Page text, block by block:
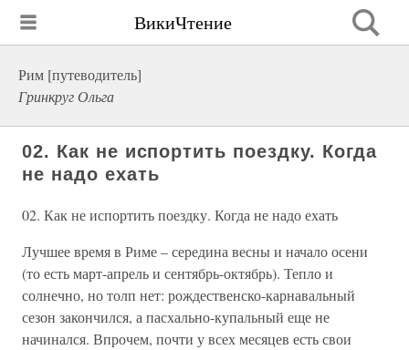
ВикиЧтение
Рим [путеводитель]
Гринкруг Ольга
02. Как не испортить поездку. Когда
не надо ехать
02. Как не испортить поездку. Когда не надо ехать
Лучшее время в Риме – середина весны и начало осени
(то есть март-апрель и сентябрь-октябрь). Тепло и
солнечно, но толп нет: рождественско-карнавальный
сезон закончился, а пасхально-купальный еще не
начинался. Впрочем, почти у всех месяцев есть свои